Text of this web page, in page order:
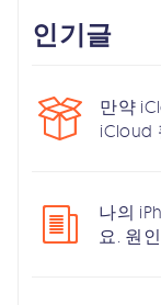
인기글
만약
iCloud
나의
요. 원